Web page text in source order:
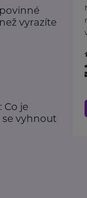
vyrazíte
Co je
se vyhnout